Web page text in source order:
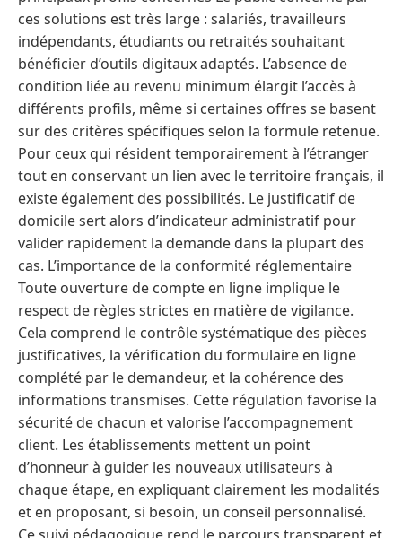
ces solutions est très large : salariés, travailleurs
indépendants, étudiants ou retraités souhaitant
bénéficier d’outils digitaux adaptés. L’absence de
condition liée au revenu minimum élargit l’accès à
différents profils, même si certaines offres se basent
sur des critères spécifiques selon la formule retenue.
Pour ceux qui résident temporairement à l’étranger
tout en conservant un lien avec le territoire français, il
existe également des possibilités. Le justificatif de
domicile sert alors d’indicateur administratif pour
valider rapidement la demande dans la plupart des
cas. L’importance de la conformité réglementaire
Toute ouverture de compte en ligne implique le
respect de règles strictes en matière de vigilance.
Cela comprend le contrôle systématique des pièces
justificatives, la vérification du formulaire en ligne
complété par le demandeur, et la cohérence des
informations transmises. Cette régulation favorise la
sécurité de chacun et valorise l’accompagnement
client. Les établissements mettent un point
d’honneur à guider les nouveaux utilisateurs à
chaque étape, en expliquant clairement les modalités
et en proposant, si besoin, un conseil personnalisé.